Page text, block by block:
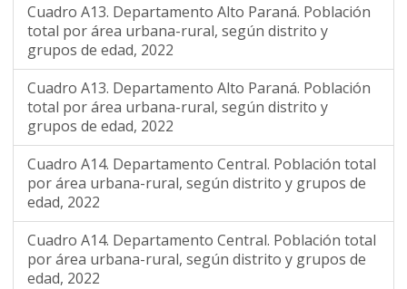
Cuadro A13. Departamento Alto Paraná. Población
total por área urbana-rural, según distrito y
grupos de edad, 2022
Cuadro A13. Departamento Alto Paraná. Población
total por área urbana-rural, según distrito y
grupos de edad, 2022
Cuadro A14. Departamento Central. Población total
por área urbana-rural, según distrito y grupos de
edad, 2022
Cuadro A14. Departamento Central. Población total
por área urbana-rural, según distrito y grupos de
edad, 2022